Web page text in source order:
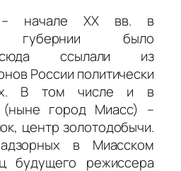
начале XX вв. в
губернии было
сюда ссылали из
России политически
В том числе и в
(ныне город Миасс) –
центр золотодобычи.
в Миасском
будущего режиссера